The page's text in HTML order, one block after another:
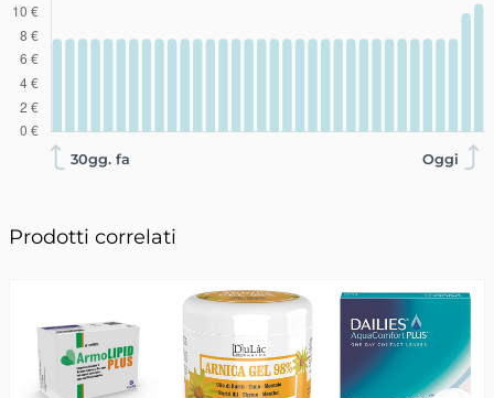
30gg. fa Oggi
Prodotti correlati